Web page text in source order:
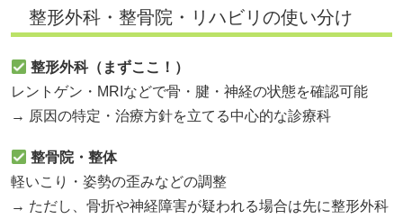
整形外科・整骨院・リハビリの使い分け
整形外科（まずここ！）
レントゲン・MRIなどで骨・腱・神経の状態を確認可能
→ 原因の特定・治療方針を立てる中心的な診療科
整骨院・整体
軽いこり・姿勢の歪みなどの調整
→ ただし、骨折や神経障害が疑われる場合は先に整形外科